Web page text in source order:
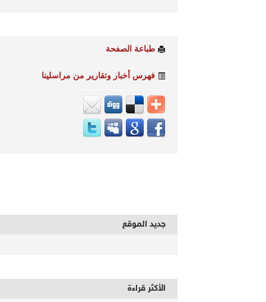
طباعة الصفحة
فهرس أخبار وتقارير من مراسلينا
جديد الموقع
الأكثر قراءة